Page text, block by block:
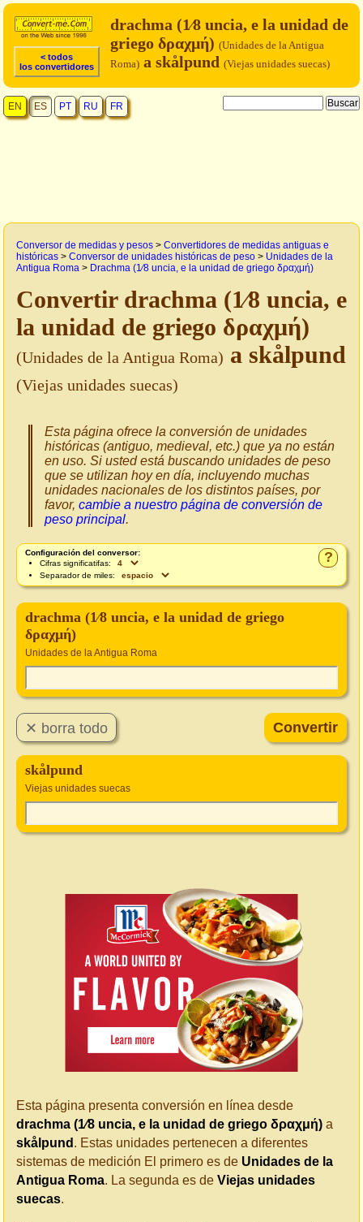
< todos
los convertidores
drachma (1⁄8 uncia, e la unidad de
griego δραχμή) (Unidades de la Antigua
Roma) a skålpund (Viejas unidades suecas)
EN ES PT RU FR
Conversor de medidas y pesos > Convertidores de medidas antiguas e
históricas > Conversor de unidades históricas de peso > Unidades de la
Antigua Roma > Drachma (1⁄8 uncia, e la unidad de griego δραχμή)
Convertir drachma (1⁄8 uncia, e
la unidad de griego δραχμή)
(Unidades de la Antigua Roma) a skålpund
(Viejas unidades suecas)
Esta página ofrece la conversión de unidades
históricas (antiguo, medieval, etc.) que ya no están
en uso. Si usted está buscando unidades de peso
que se utilizan hoy en día, incluyendo muchas
unidades nacionales de los distintos países, por
favor, cambie a nuestro página de conversión de
peso principal.
?
Configuración del conversor:
Cifras significatifas:
Separador de miles:
drachma (1⁄8 uncia, e la unidad de griego
δραχμή)
Unidades de la Antigua Roma
skålpund
Viejas unidades suecas
Esta página presenta conversión en línea desde
drachma (1⁄8 uncia, e la unidad de griego δραχμή) a
skålpund . Estas unidades pertenecen a diferentes
sistemas de medición El primero es de Unidades de la
Antigua Roma. La segunda es de Viejas unidades
suecas.